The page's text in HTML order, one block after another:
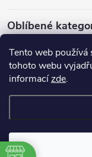
Tento web
tohoto webu
informacízde.
Oblíbené
Přijímáme
Copyright